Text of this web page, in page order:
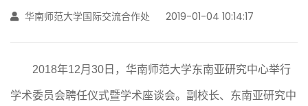
华南师范大学国际交流合作处 2019-01-04 10:14:17
2018年12月30日，华南师范大学东南亚研究中心举行
学术委员会聘任仪式暨学术座谈会。副校长、东南亚研究中